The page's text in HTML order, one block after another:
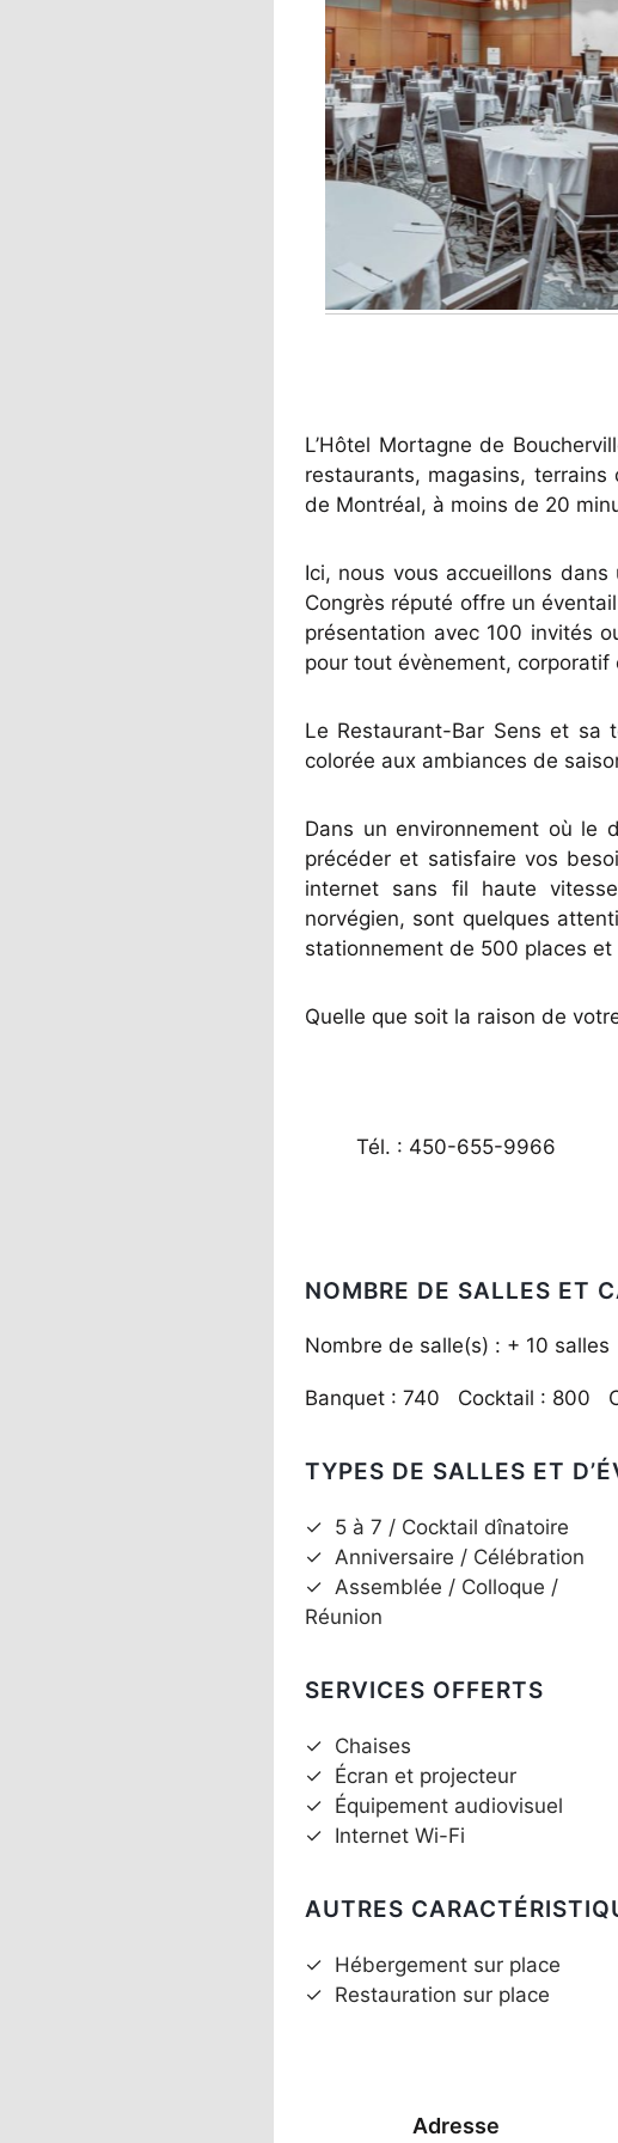
L’Hôtel Mortagne de
restaurants, magasins,
de Montréal, à moins de 20
Ici, nous vous accueillons
Congrès réputé offre un
présentation avec 100 invités
pour tout évènement, corporatif
Le Restaurant-Bar Sens et sa
colorée aux ambiances de
Dans un environnement où le
précéder et satisfaire vos
internet sans fil haute
norvégien, sont quelques
stationnement de 500 places
Quelle que soit la raison de
Tél. : 450-655-9966
NOMBRE DE SALLES ET
Nombre de salle(s) : + 10 salles
Banquet : 740 Cocktail : 800
TYPES DE SALLES ET
✓ 5 à 7 / Cocktail dînatoire
✓ Anniversaire / Célébration
✓ Assemblée / Colloque /
Réunion
SERVICES OFFERTS
✓ Chaises
✓ Écran et projecteur
✓ Équipement audiovisuel
✓ Internet Wi-Fi
AUTRES
✓ Hébergement sur place
✓ Restauration sur place
Adresse